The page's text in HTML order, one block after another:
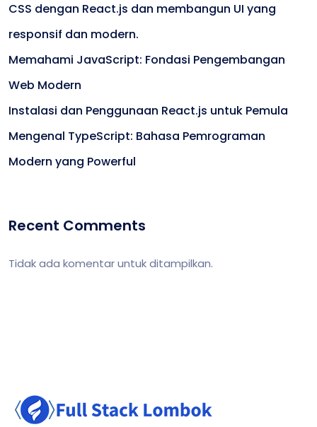
CSS dengan React.js dan membangun UI yang
responsif dan modern.
Memahami JavaScript: Fondasi Pengembangan
Web Modern
Instalasi dan Penggunaan React.js untuk Pemula
Mengenal TypeScript: Bahasa Pemrograman
Modern yang Powerful
Recent Comments
Tidak ada komentar untuk ditampilkan.